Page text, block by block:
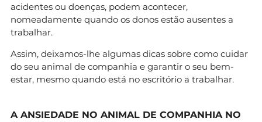
acidentes ou doenças, podem acontecer,
nomeadamente quando os donos estão ausentes a
trabalhar.
Assim, deixamos-lhe algumas dicas sobre como cuidar
do seu animal de companhia e garantir o seu bem-
estar, mesmo quando está no escritório a trabalhar.
A ANSIEDADE NO ANIMAL DE COMPANHIA NO